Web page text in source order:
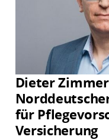
Dieter
für
Versicherung